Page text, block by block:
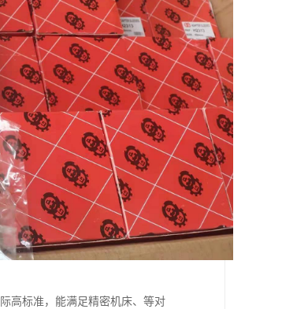
高标准，能满足精密机床、等对